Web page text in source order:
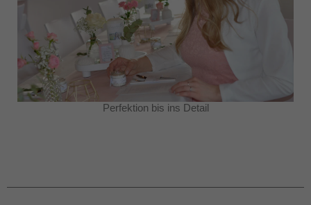
Perfektion bis ins Detail